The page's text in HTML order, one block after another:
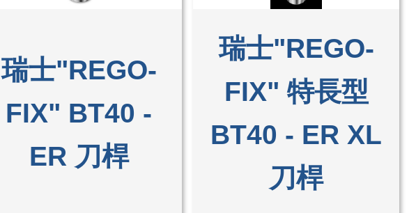
瑞士"REGO-
FIX" BT40 -
ER 刀桿
瑞士"REGO-
FIX" 特長型
BT40 - ER XL
刀桿